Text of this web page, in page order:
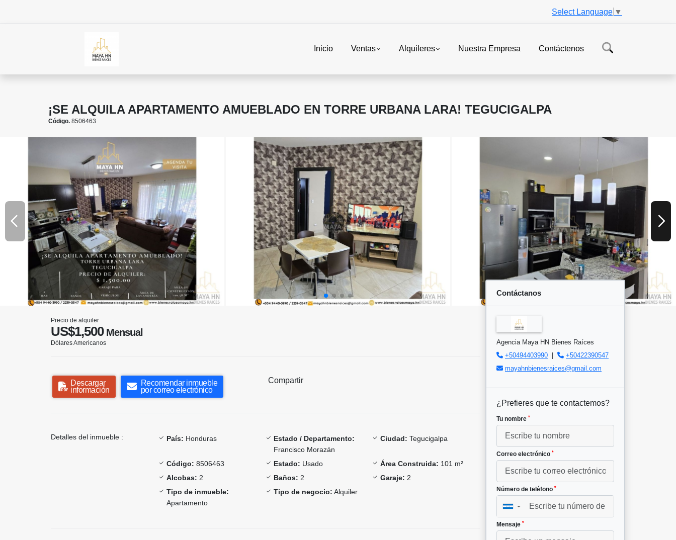
Select Language ▼
Inicio Ventas Alquileres Nuestra Empresa Contáctenos
¡SE ALQUILA APARTAMENTO AMUEBLADO EN TORRE URBANA LARA! TEGUCIGALPA
Código. 8506463
Precio de alquiler
US$1,500Mensual
Dólares Americanos
Descargar
información
Recomendar inmueble
por correo electrónico
Compartir
Detalles del inmueble : País: Honduras
Estado / Departamento:
Francisco Morazán
Ciudad: Tegucigalpa
Código: 8506463 Estado: Usado Área Construida: 101 m²
Alcobas: 2 Baños: 2 Garaje: 2
Tipo de inmueble:
Apartamento
Tipo de negocio: Alquiler
Contáctanos
Agencia Maya HN Bienes Raíces
+50494403990
+50422390547
mayahnbienesraices@gmail.com
¿Prefieres que te contactemos?
Tu nombre *
Correo electrónico *
Número de teléfono *
▼
Mensaje *